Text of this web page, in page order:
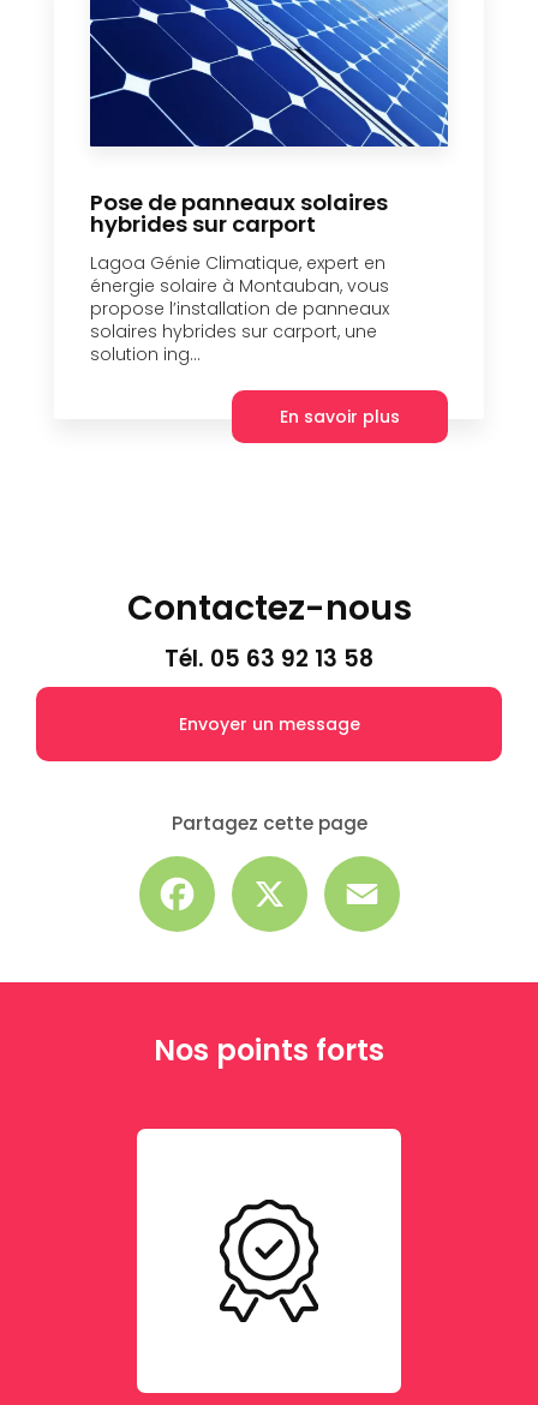
Pose de panneaux solaires
hybrides sur carport
Lagoa Génie Climatique, expert en
énergie solaire à Montauban, vous
propose l’installation de panneaux
solaires hybrides sur carport, une
solution ing...
En savoir plus
Contactez-nous
Tél. 05 63 92 13 58
Envoyer un message
Partagez cette page
Facebook
Nos points forts